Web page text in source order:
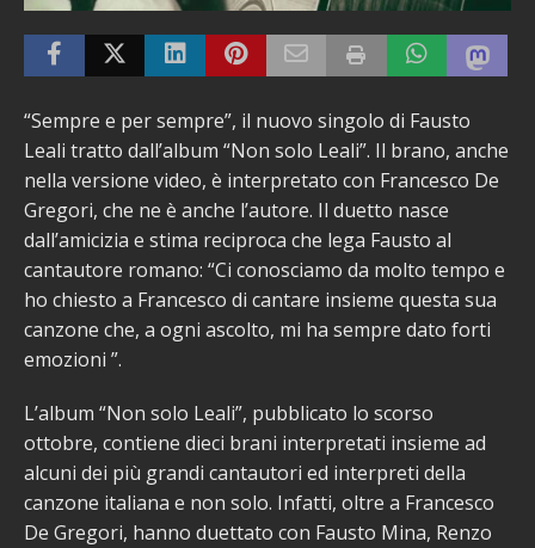
“Sempre e per sempre”, il nuovo singolo di Fausto
Leali tratto dall’album “Non solo Leali”. Il brano, anche
nella versione video, è interpretato con Francesco De
Gregori, che ne è anche l’autore. Il duetto nasce
dall’amicizia e stima reciproca che lega Fausto al
cantautore romano: “Ci conosciamo da molto tempo e
ho chiesto a Francesco di cantare insieme questa sua
canzone che, a ogni ascolto, mi ha sempre dato forti
emozioni ”.
L’album “Non solo Leali”, pubblicato lo scorso
ottobre, contiene dieci brani interpretati insieme ad
alcuni dei più grandi cantautori ed interpreti della
canzone italiana e non solo. Infatti, oltre a Francesco
De Gregori, hanno duettato con Fausto Mina, Renzo